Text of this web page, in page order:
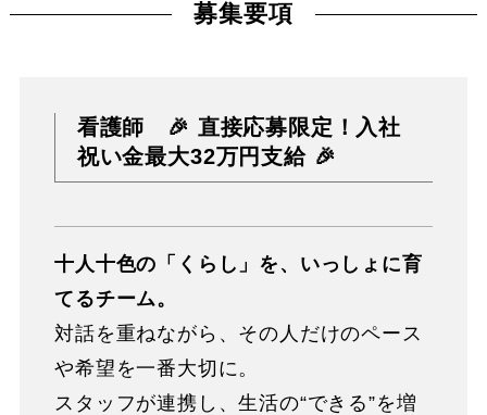
募集要項
看護師 🎉 直接応募限定！入社
祝い金最大32万円支給 🎉
十人十色の「くらし」を、いっしょに育
てるチーム。
対話を重ねながら、その人だけのペース
や希望を一番大切に。
スタッフが連携し、生活の“できる”を増